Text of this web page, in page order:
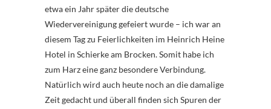
etwa ein Jahr später die deutsche
Wiedervereinigung gefeiert wurde – ich war an
diesem Tag zu Feierlichkeiten im Heinrich Heine
Hotel in Schierke am Brocken. Somit habe ich
zum Harz eine ganz besondere Verbindung.
Natürlich wird auch heute noch an die damalige
Zeit gedacht und überall finden sich Spuren der